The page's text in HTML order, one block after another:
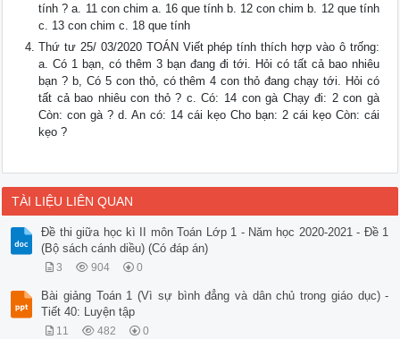
tính ? a. 11 con chim a. 16 que tính b. 12 con chim b. 12 que tính
c. 13 con chim c. 18 que tính
Thứ tư 25/ 03/2020 TOÁN Viết phép tính thích hợp vào ô trống:
a. Có 1 bạn, có thêm 3 bạn đang đi tới. Hỏi có tất cả bao nhiêu
bạn ? b, Có 5 con thỏ, có thêm 4 con thỏ đang chạy tới. Hỏi có
tất cả bao nhiêu con thỏ ? c. Có: 14 con gà Chạy đi: 2 con gà
Còn: con gà ? d. An có: 14 cái kẹo Cho bạn: 2 cái kẹo Còn: cái
kẹo ?
TÀI LIỆU LIÊN QUAN
Đề thi giữa học kì II môn Toán Lớp 1 - Năm học 2020-2021 - Đề 1
(Bộ sách cánh diều) (Có đáp án)
3 904 0
Bài giảng Toán 1 (Vì sự bình đẳng và dân chủ trong giáo dục) -
Tiết 40: Luyện tập
11 482 0